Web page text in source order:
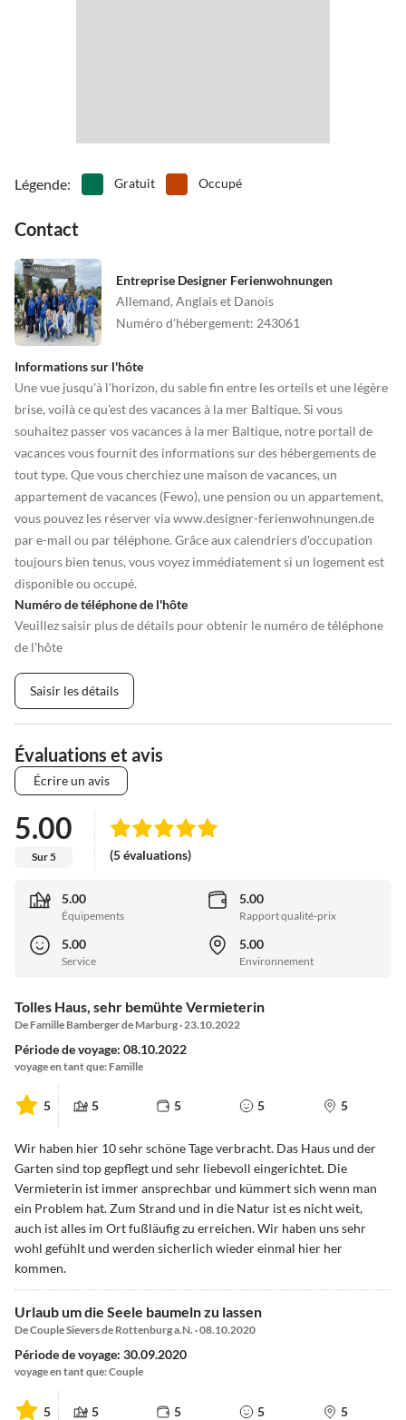
Légende: Gratuit Occupé
Contact
Entreprise Designer Ferienwohnungen
Allemand, Anglais et Danois
Numéro d'hébergement: 243061
Informations sur l'hôte
Une vue jusqu'à l'horizon, du sable fin entre les orteils et une légère
brise, voilà ce qu'est des vacances à la mer Baltique. Si vous
souhaitez passer vos vacances à la mer Baltique, notre portail de
vacances vous fournit des informations sur des hébergements de
tout type. Que vous cherchiez une maison de vacances, un
appartement de vacances (Fewo), une pension ou un appartement,
vous pouvez les réserver via www.designer-ferienwohnungen.de
par e-mail ou par téléphone. Grâce aux calendriers d'occupation
toujours bien tenus, vous voyez immédiatement si un logement est
disponible ou occupé.
Numéro de téléphone de l'hôte
Veuillez saisir plus de détails pour obtenir le numéro de téléphone
de l'hôte
Saisir les détails
Évaluations et avis
Écrire un avis
5.00
Sur 5 (5 évaluations)
5.00
Équipements
5.00
Rapport qualité-prix
5.00
Service
5.00
Environnement
Tolles Haus, sehr bemühte Vermieterin
De Famille Bamberger de Marburg · 23.10.2022
Période de voyage: 08.10.2022
voyage en tant que: Famille
5 5 5 5 5
Wir haben hier 10 sehr schöne Tage verbracht. Das Haus und der
Garten sind top gepflegt und sehr liebevoll eingerichtet. Die
Vermieterin ist immer ansprechbar und kümmert sich wenn man
ein Problem hat. Zum Strand und in die Natur ist es nicht weit,
auch ist alles im Ort fußläufig zu erreichen. Wir haben uns sehr
wohl gefühlt und werden sicherlich wieder einmal hier her
kommen.
Urlaub um die Seele baumeln zu lassen
De Couple Sievers de Rottenburg a.N. · 08.10.2020
Période de voyage: 30.09.2020
voyage en tant que: Couple
5 5 5 5 5